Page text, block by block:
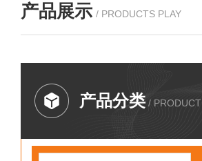
产品展示 / PRODUCTS PLAY
产品分类 / PRODUCT